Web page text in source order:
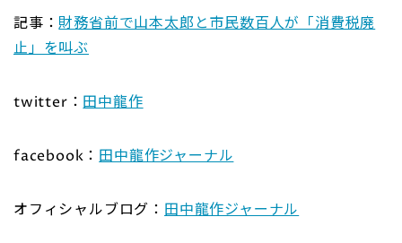
記事：財務省前で山本太郎と市民数百人が「消費税廃
止」を叫ぶ
twitter： 田中龍作
facebook： 田中龍作ジャーナル
オフィシャルブログ： 田中龍作ジャーナル